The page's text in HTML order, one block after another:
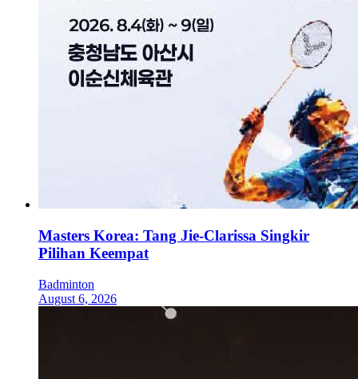
Masters Korea: Tang Jie-Clarissa Singkir
Pilihan Keempat
Badminton
August 6, 2026